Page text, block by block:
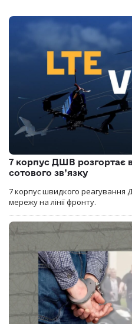
7 корпус ДШВ розгортає
сотового зв’язку
7 корпус швидкого реагування
мережу на лінії фронту.